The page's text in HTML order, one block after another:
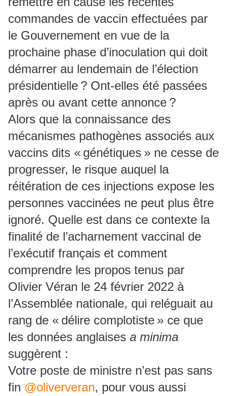
commandes de vaccin effectuées par
le Gouvernement en vue de la
prochaine phase d’inoculation qui doit
démarrer au lendemain de l’élection
présidentielle ? Ont-elles été passées
après ou avant cette annonce ?
Alors que la connaissance des
mécanismes pathogènes associés aux
vaccins dits « génétiques » ne cesse de
progresser, le risque auquel la
réitération de ces injections expose les
personnes vaccinées ne peut plus être
ignoré. Quelle est dans ce contexte la
finalité de l’acharnement vaccinal de
l’exécutif français et comment
comprendre les propos tenus par
Olivier Véran le 24 février 2022 à
l’Assemblée nationale, qui reléguait au
rang de « délire complotiste » ce que
les données anglaises a minima
suggèrent :
Votre poste de ministre n’est pas sans
fin @oliververan, pour vous aussi